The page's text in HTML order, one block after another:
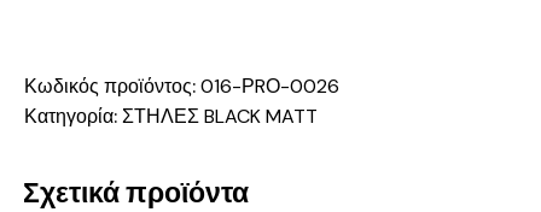
Κωδικός προϊόντος:016-ΡRΟ-0026
Κατηγορία:ΣΤΗΛΕΣ BLACK MATT
Σχετικά προϊόντα